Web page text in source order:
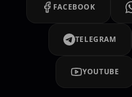
FACEBOOK
TELEGRAM
YOUTUBE